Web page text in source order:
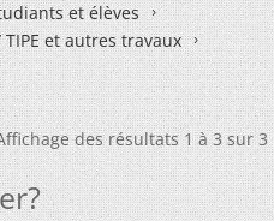
et élèves
TIPE et autres travaux
des résultats 1 à 3 sur 3